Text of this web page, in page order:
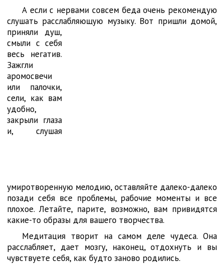
А если с нервами совсем беда очень рекомендую
слушать расслабляющую музыку. Вот пришли домой,
приняли душ,
смыли с себя
весь негатив.
Зажгли
аромосвечи
или палочки,
сели, как вам
удобно,
закрыли глаза
и, слушая
умиротворенную мелодию, оставляйте далеко-далеко
позади себя все проблемы, рабочие моменты и все
плохое. Летайте, парите, возможно, вам привидятся
какие-то образы для вашего творчества.
Медитация творит на самом деле чудеса. Она
расслабляет, дает мозгу, наконец, отдохнуть и вы
чувствуете себя, как будто заново родились.